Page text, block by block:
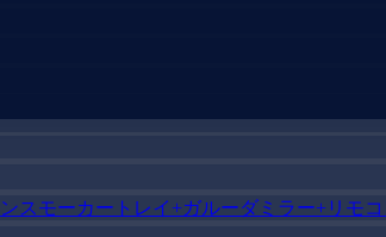
モーカートレイ+ガルーダミラー+リモ